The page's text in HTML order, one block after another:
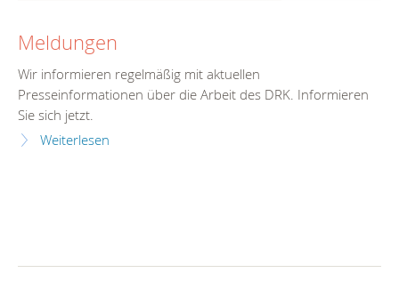
Meldungen
Wir informieren regelmäßig mit aktuellen
Presseinformationen über die Arbeit des DRK. Informieren
Sie sich jetzt.
Weiterlesen